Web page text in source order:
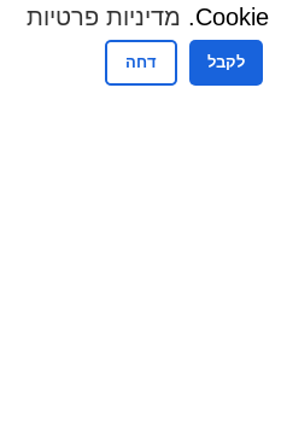
Cookie.
מדיניות פרטיות
לקבל דחה